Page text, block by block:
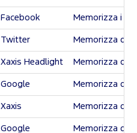
Facebook Memorizza i
Twitter Memorizza
Xaxis Headlight Memorizza
Google Memorizza
Xaxis Memorizza
Google Memorizza